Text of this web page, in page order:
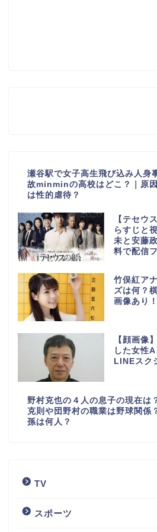
瀬谷駅で女子高生飛び込み人身
故minminの高校はどこ？｜原因
は性的虐待？
【テセウ
らすじと
未と安藤
料で配信
竹俣紅ア
ズは何？
画像あり！
【顔画像
した女性
LINEスク
野村克也の４人の息子の現在は
克則や団野村の職業は野球関係
孫は何人？
TV
スポーツ